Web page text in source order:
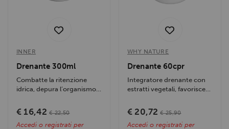
INNER
Drenante 300ml
Combatte la ritenzione
idrica, depura l’organismo,
€ 16,42 € 22,50
Accedi o registrati per
WHY NATURE
Drenante 60cpr
Integratore drenante con
estratti vegetali, favorisce
€ 20,72 € 25,90
Accedi o registrati per